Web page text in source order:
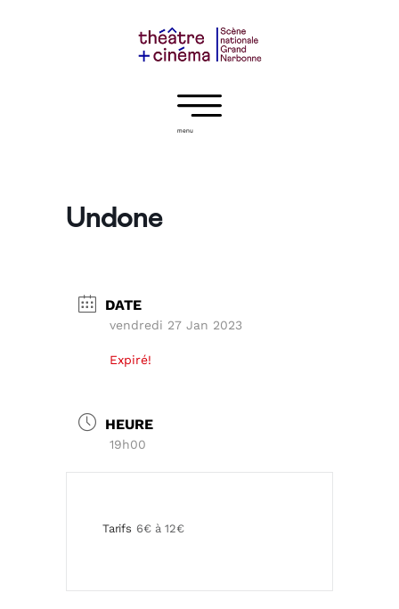
menu
Undone
DATE
vendredi 27 Jan 2023
Expiré!
HEURE
19h00
Tarifs 6€ à 12€